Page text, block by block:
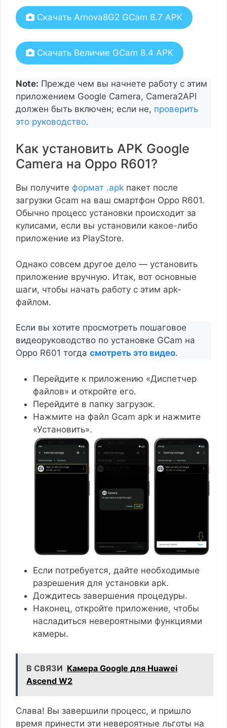
Скачать Arnova8G2 GCam 8.7 APK
Скачать Величие GCam 8.4 APK
Note: Прежде чем вы начнете работу с этим
приложением Google Camera, Camera2API
должен быть включен; если не, проверить
это руководство.
Как установить APK Google
Camera на Oppo R601?
Вы получите формат .apk пакет после
загрузки Gcam на ваш смартфон Oppo R601.
Обычно процесс установки происходит за
кулисами, если вы установили какое-либо
приложение из PlayStore.
Однако совсем другое дело — установить
приложение вручную. Итак, вот основные
шаги, чтобы начать работу с этим apk-
файлом.
Если вы хотите просмотреть пошаговое
видеоруководство по установке GCam на
Oppo R601 тогда смотреть это видео.
Перейдите к приложению «Диспетчер
файлов» и откройте его.
Перейдите в папку загрузок.
Нажмите на файл Gcam apk и нажмите
«Установить».
Если потребуется, дайте необходимые
разрешения для установки apk.
Дождитесь завершения процедуры.
Наконец, откройте приложение, чтобы
насладиться невероятными функциями
камеры.
В СВЯЗИ Камера Google для Huawei
Ascend W2
Слава! Вы завершили процесс, и пришло
время принести эти невероятные льготы на